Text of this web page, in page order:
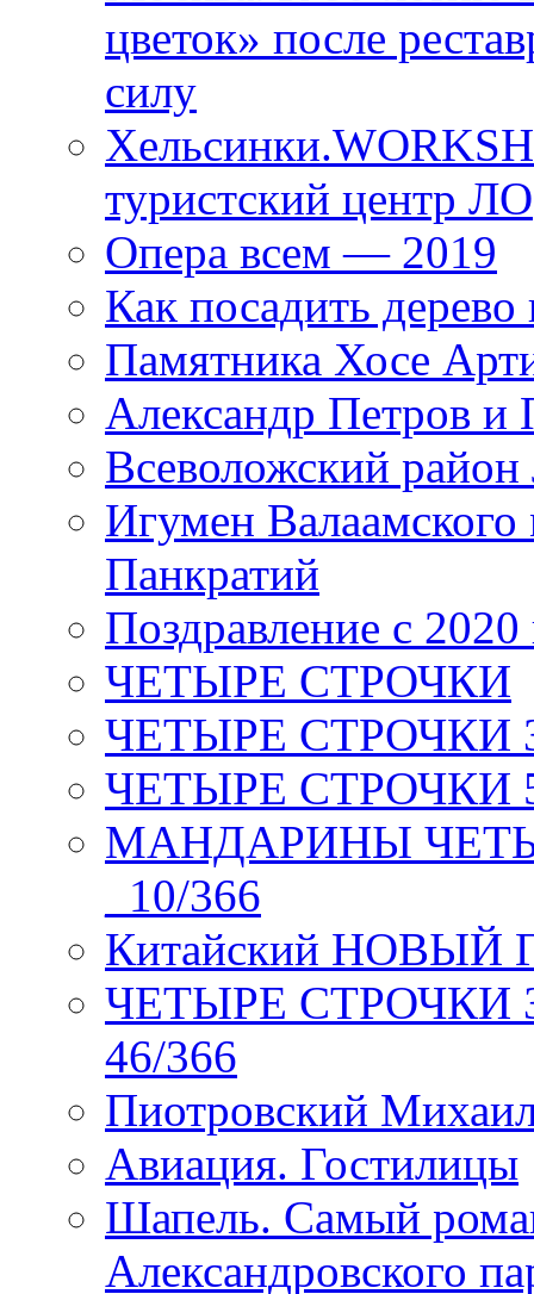
цветок» после
силу
туристский центр ЛО
Опера всем — 2019
Как посадить дерево
Памятника Хосе
Александр Петров и
Всеволожский район
Игумен
Панкратий
Поздравление с 2020
ЧЕТЫРЕ СТРОЧКИ
ЧЕТЫРЕ СТРОЧКИ 3
ЧЕТЫРЕ СТРОЧКИ 5
МАНДАРИНЫ
_10/366
Китайский НОВЫЙ
ЧЕТЫРЕ СТРОЧКИ
46/366
Пиотровский
Авиация. Гостилицы
Шапель. Самый
Александровского